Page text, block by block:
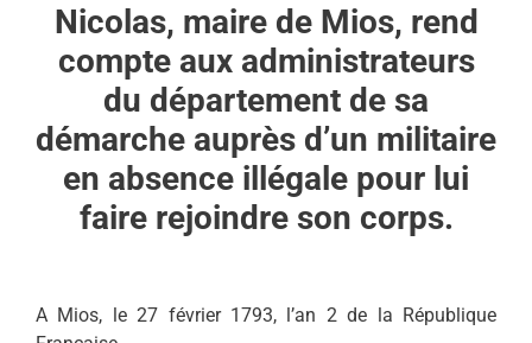
Nicolas, maire de Mios, rend
compte aux administrateurs
du département de sa
démarche auprès d’un militaire
en absence illégale pour lui
faire rejoindre son corps.
A Mios, le 27 février 1793, l’an 2 de la République